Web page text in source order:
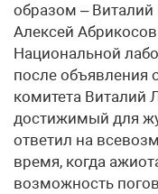
образом – Виталий
Алексей
Национальной
после объявления
комитета Виталий
достижимый для
ответил на
время, когда
возможность